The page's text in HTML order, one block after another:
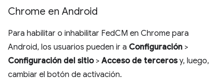
Chrome en Android
Para habilitar o inhabilitar FedCM en Chrome para
Android, los usuarios pueden ir a Configuración >
Configuración del sitio>Acceso de tercerosy, luego,
cambiar el botón de activación.